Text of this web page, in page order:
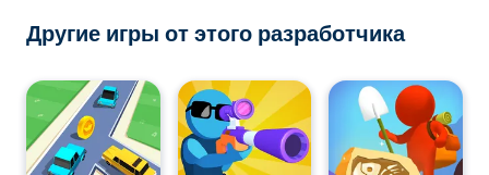
Другие игры от этого разработчика